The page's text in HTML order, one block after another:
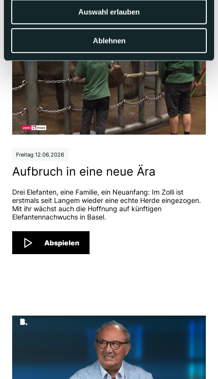
Auswahl erlauben
Ablehnen
Freitag 12.06.2026
Aufbruch in eine neue Ära
Drei Elefanten, eine Familie, ein Neuanfang: Im Zolli ist
erstmals seit Langem wieder eine echte Herde eingezogen.
Mit ihr wächst auch die Hoffnung auf künftigen
Elefantennachwuchs in Basel.
Abspielen